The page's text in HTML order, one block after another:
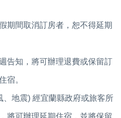
期間取消訂房者，恕不得延期
告知，將可辦理退費或保留訂
宿。
、地震) 經宜蘭縣政府或旅客所
將可辦理延期住宿，並將保留